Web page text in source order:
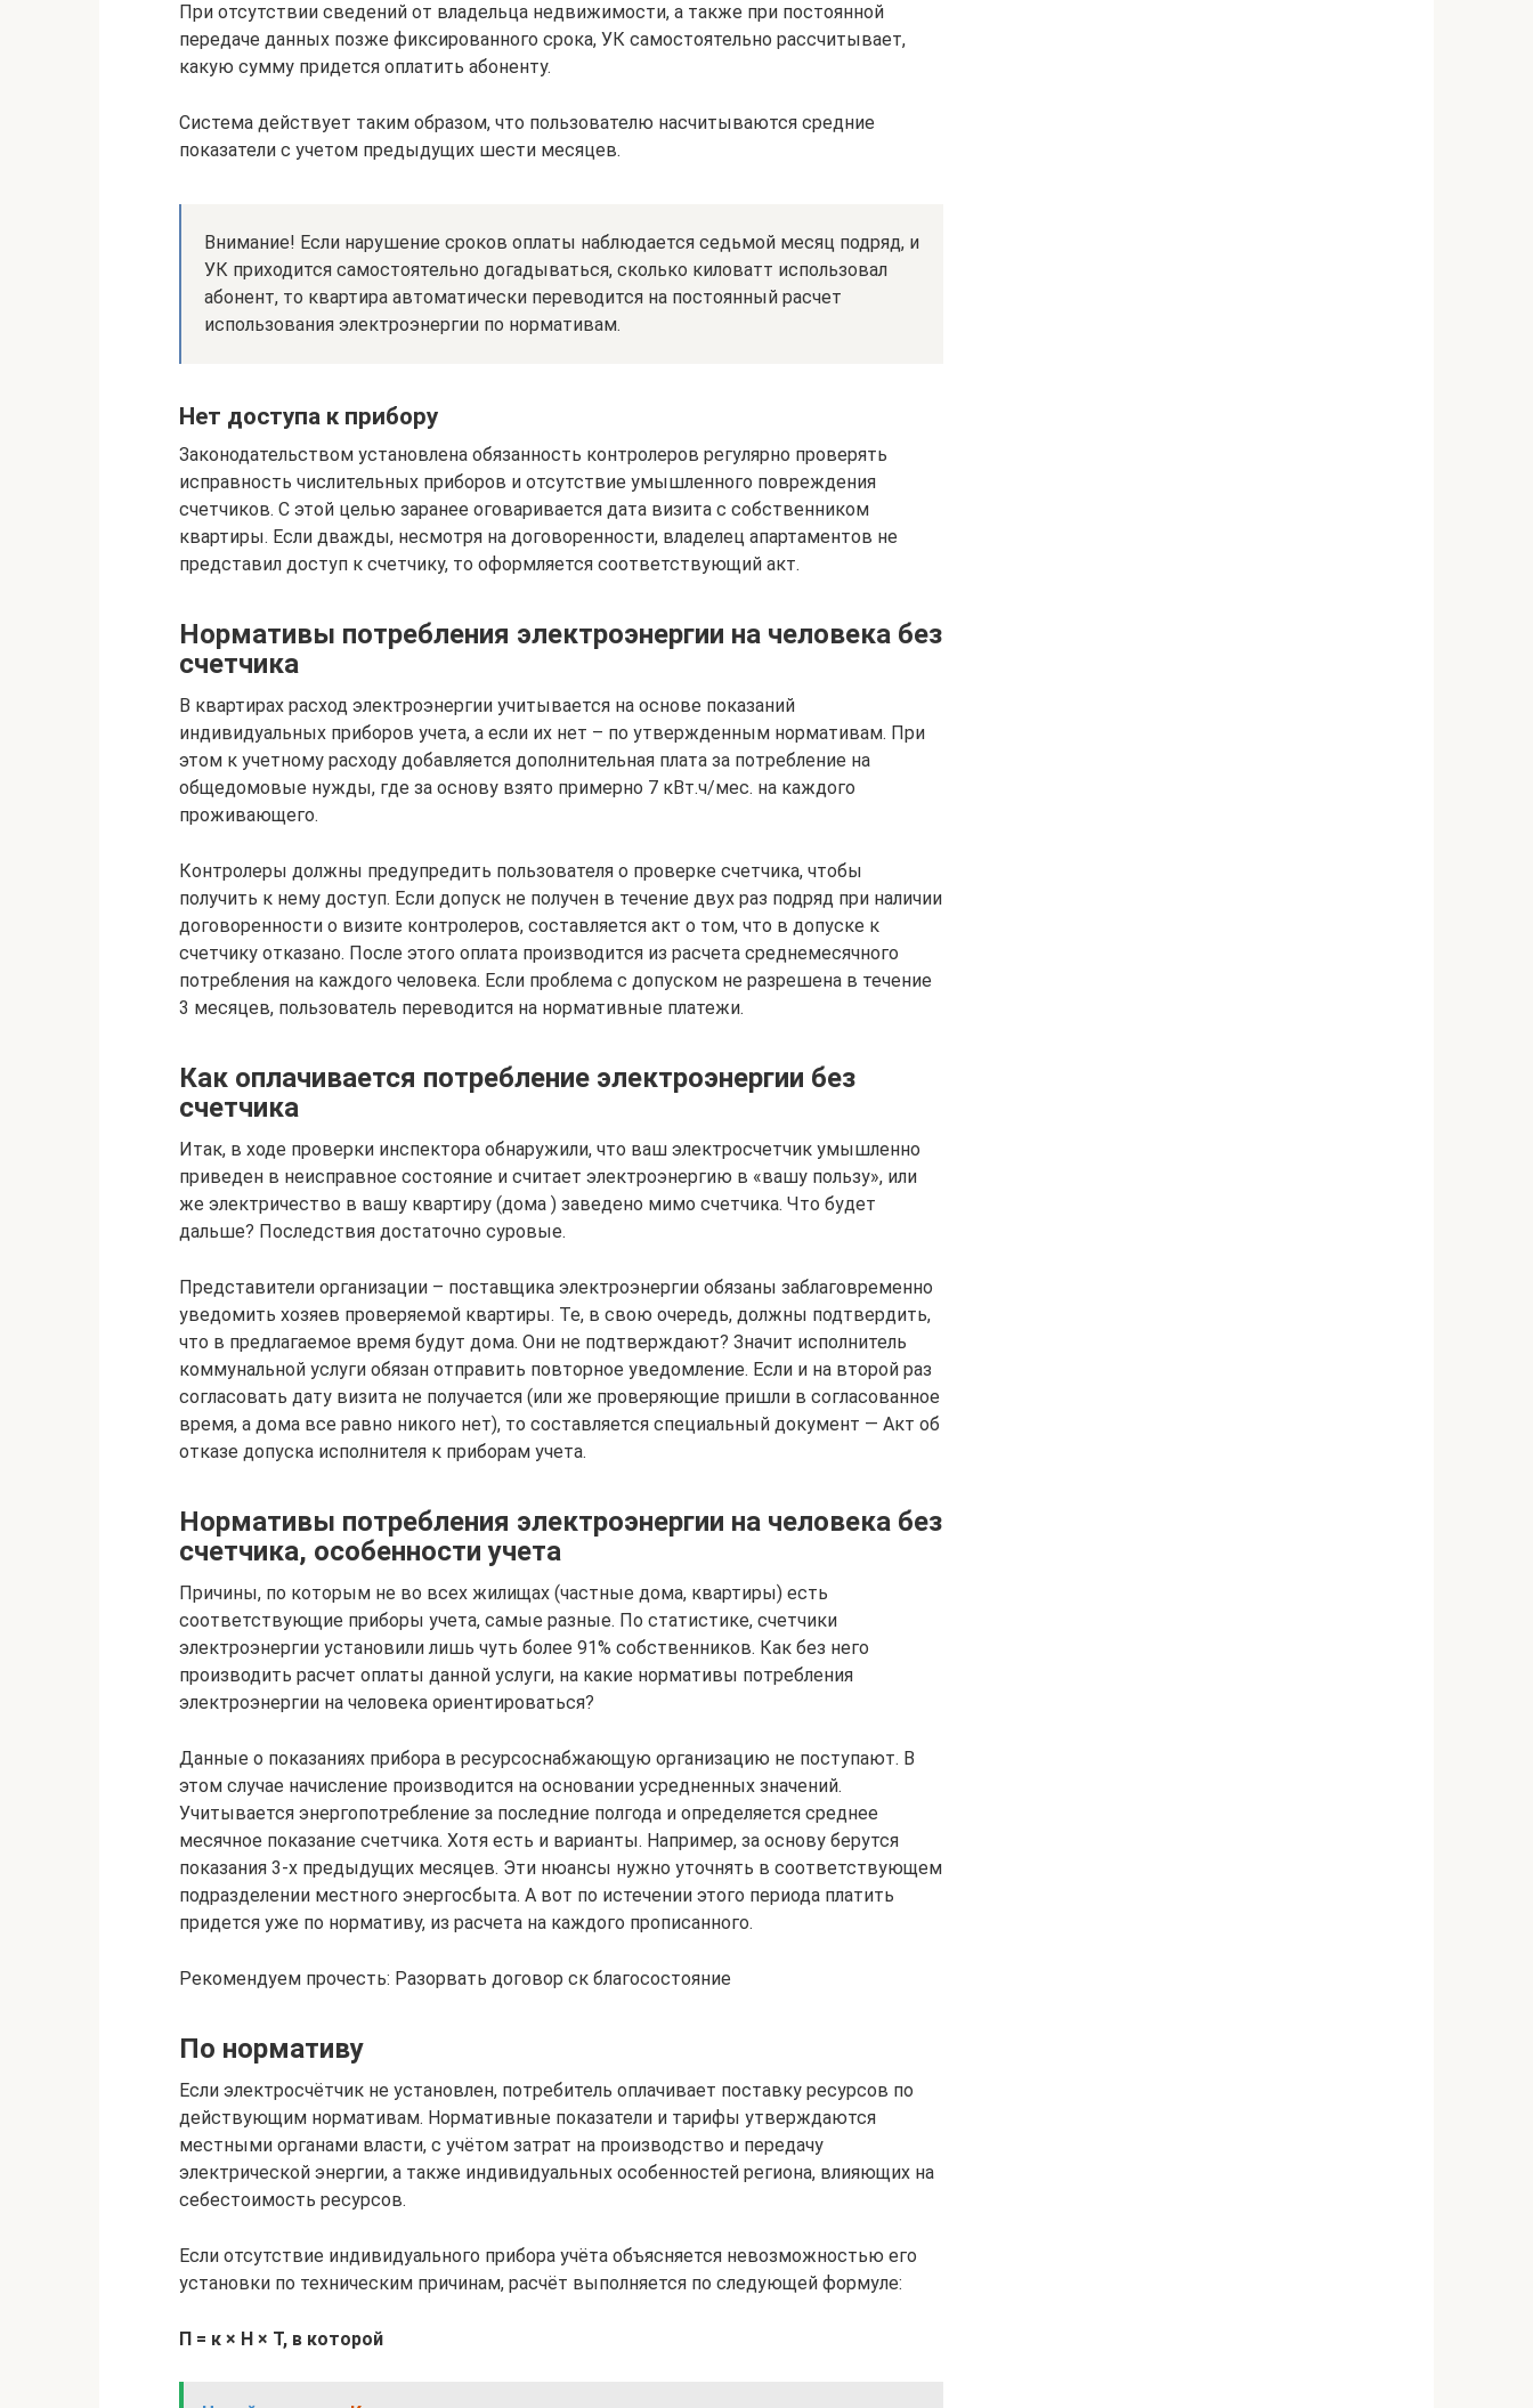
При отсутствии сведений от владельца недвижимости, а также при постоянной
передаче данных позже фиксированного срока, УК самостоятельно рассчитывает,
какую сумму придется оплатить абоненту.
Система действует таким образом, что пользователю насчитываются средние
показатели с учетом предыдущих шести месяцев.
Внимание! Если нарушение сроков оплаты наблюдается седьмой месяц подряд, и
УК приходится самостоятельно догадываться, сколько киловатт использовал
абонент, то квартира автоматически переводится на постоянный расчет
использования электроэнергии по нормативам.
Нет доступа к прибору
Законодательством установлена обязанность контролеров регулярно проверять
исправность числительных приборов и отсутствие умышленного повреждения
счетчиков. С этой целью заранее оговаривается дата визита с собственником
квартиры. Если дважды, несмотря на договоренности, владелец апартаментов не
представил доступ к счетчику, то оформляется соответствующий акт.
Нормативы потребления электроэнергии на человека без
счетчика
В квартирах расход электроэнергии учитывается на основе показаний
индивидуальных приборов учета, а если их нет – по утвержденным нормативам. При
этом к учетному расходу добавляется дополнительная плата за потребление на
общедомовые нужды, где за основу взято примерно 7 кВт.ч/мес. на каждого
проживающего.
Контролеры должны предупредить пользователя о проверке счетчика, чтобы
получить к нему доступ. Если допуск не получен в течение двух раз подряд при наличии
договоренности о визите контролеров, составляется акт о том, что в допуске к
счетчику отказано. После этого оплата производится из расчета среднемесячного
потребления на каждого человека. Если проблема с допуском не разрешена в течение
3 месяцев, пользователь переводится на нормативные платежи.
Как оплачивается потребление электроэнергии без
счетчика
Итак, в ходе проверки инспектора обнаружили, что ваш электросчетчик умышленно
приведен в неисправное состояние и считает электроэнергию в «вашу пользу», или
же электричество в вашу квартиру (дома ) заведено мимо счетчика. Что будет
дальше? Последствия достаточно суровые.
Представители организации – поставщика электроэнергии обязаны заблаговременно
уведомить хозяев проверяемой квартиры. Те, в свою очередь, должны подтвердить,
что в предлагаемое время будут дома. Они не подтверждают? Значит исполнитель
коммунальной услуги обязан отправить повторное уведомление. Если и на второй раз
согласовать дату визита не получается (или же проверяющие пришли в согласованное
время, а дома все равно никого нет), то составляется специальный документ — Акт об
отказе допуска исполнителя к приборам учета.
Нормативы потребления электроэнергии на человека без
счетчика, особенности учета
Причины, по которым не во всех жилищах (частные дома, квартиры) есть
соответствующие приборы учета, самые разные. По статистике, счетчики
электроэнергии установили лишь чуть более 91% собственников. Как без него
производить расчет оплаты данной услуги, на какие нормативы потребления
электроэнергии на человека ориентироваться?
Данные о показаниях прибора в ресурсоснабжающую организацию не поступают. В
этом случае начисление производится на основании усредненных значений.
Учитывается энергопотребление за последние полгода и определяется среднее
месячное показание счетчика. Хотя есть и варианты. Например, за основу берутся
показания 3-х предыдущих месяцев. Эти нюансы нужно уточнять в соответствующем
подразделении местного энергосбыта. А вот по истечении этого периода платить
придется уже по нормативу, из расчета на каждого прописанного.
Рекомендуем прочесть: Разорвать договор ск благосостояние
По нормативу
Если электросчётчик не установлен, потребитель оплачивает поставку ресурсов по
действующим нормативам. Нормативные показатели и тарифы утверждаются
местными органами власти, с учётом затрат на производство и передачу
электрической энергии, а также индивидуальных особенностей региона, влияющих на
себестоимость ресурсов.
Если отсутствие индивидуального прибора учёта объясняется невозможностью его
установки по техническим причинам, расчёт выполняется по следующей формуле:
П = к × Н × Т, в которой